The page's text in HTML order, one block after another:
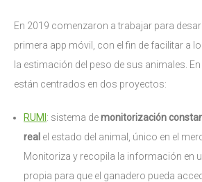
En 2019 comenzaron a trabajar para
primera app móvil, con el fin de facilitar a
la estimación del peso de sus animales.
están centrados en dos proyectos:
RUMI : sistema demonitorización
real el estado del animal, único en el
Monitoriza y recopila la información en
propia para que el ganadero pueda